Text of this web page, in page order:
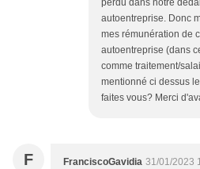
perdu dans notre
autoentreprise. Donc
mes rémunération de
autoentreprise (dans
comme traitement/
mentionné ci dessus
faites vous? Merci
F FranciscoGavidia 31/01/2023